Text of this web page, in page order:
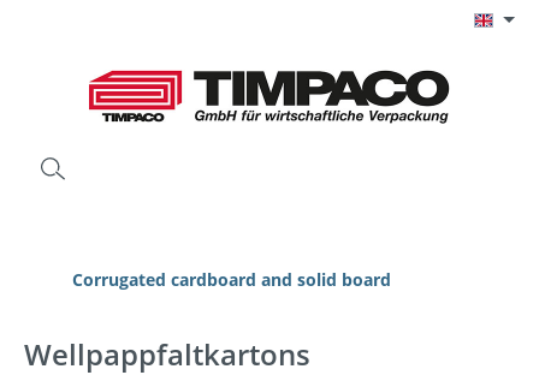
Corrugated cardboard and solid board
Wellpappfaltkartons